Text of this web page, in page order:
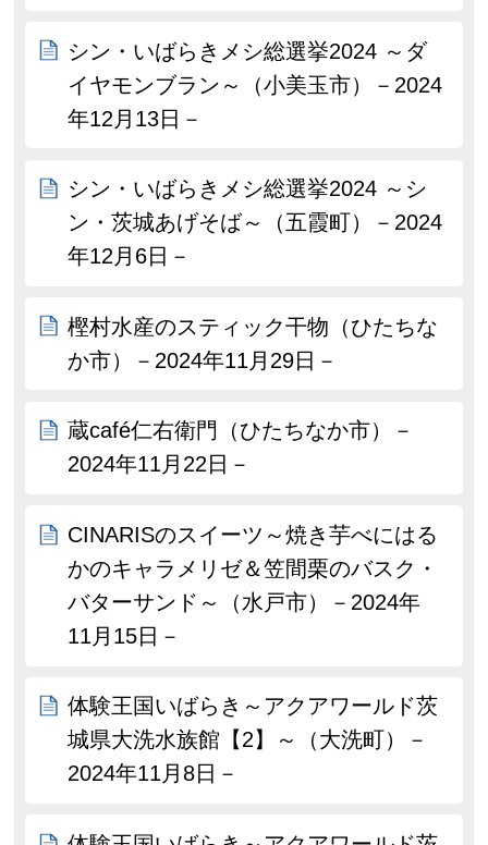
シン・いばらきメシ総選挙2024 ～ダ
イヤモンブラン～（小美玉市）－2024
年12月13日－
シン・いばらきメシ総選挙2024 ～シ
ン・茨城あげそば～（五霞町）－2024
年12月6日－
樫村水産のスティック干物（ひたちな
か市）－2024年11月29日－
蔵café仁右衛門（ひたちなか市）－
2024年11月22日－
CINARISのスイーツ～焼き芋べにはる
かのキャラメリゼ＆笠間栗のバスク・
バターサンド～（水戸市）－2024年
11月15日－
体験王国いばらき～アクアワールド茨
城県大洗水族館【2】～（大洗町）－
2024年11月8日－